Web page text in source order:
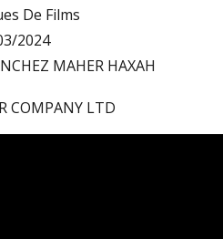
De Films
2024
MAHER HAXAH
COMPANY LTD